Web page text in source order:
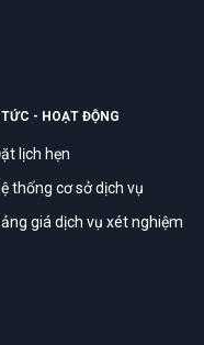
- HOẠT ĐỘNG
lịch hẹn
thống cơ sở dịch vụ
giá dịch vụ xét nghiệm